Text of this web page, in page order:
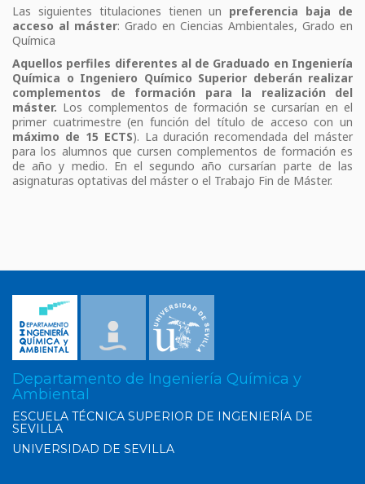
Las siguientes titulaciones tienen un preferencia baja de
acceso al máster: Grado en Ciencias Ambientales, Grado en
Química
Aquellos perfiles diferentes al de Graduado en Ingeniería
Química o Ingeniero Químico Superior deberán realizar
complementos de formación para la realización del
máster. Los complementos de formación se cursarían en el
primer cuatrimestre (en función del título de acceso con un
máximo de 15 ECTS). La duración recomendada del máster
para los alumnos que cursen complementos de formación es
de año y medio. En el segundo año cursarían parte de las
asignaturas optativas del máster o el Trabajo Fin de Máster.
Departamento de Ingeniería Química y
Ambiental
ESCUELA TÉCNICA SUPERIOR DE INGENIERÍA DE
SEVILLA
UNIVERSIDAD DE SEVILLA